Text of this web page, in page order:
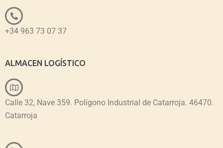
+34 963 73 07 37
ALMACEN LOGÍSTICO
Calle 32, Nave 359. Polígono Industrial de Catarroja. 46470.
Catarroja